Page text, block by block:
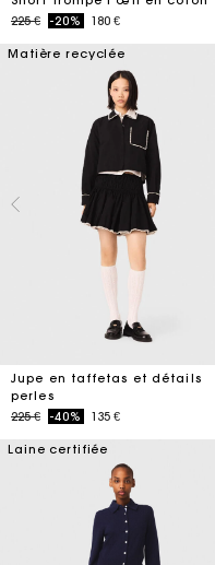
Price reduced from
225 €to-20% 180 €
Matière recyclée
Jupe en taffetas et détails
perles
Price reduced from
225 €to-40% 135 €
Laine certifiée